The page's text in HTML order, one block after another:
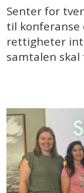
Senter for
til konferanse
rettigheter
samtalen